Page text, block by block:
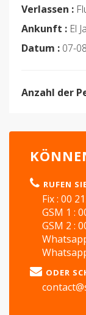
Verlassen :
Ankunft : El
Datum : 07-
Anzahl der
RUFEN
Fix : 00
GSM 1 :
GSM 2 :
ODER